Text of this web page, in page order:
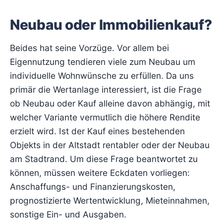
Neubau oder Immobilienkauf?
Beides hat seine Vorzüge. Vor allem bei
Eigennutzung tendieren viele zum Neubau um
individuelle Wohnwünsche zu erfüllen. Da uns
primär die Wertanlage interessiert, ist die Frage
ob Neubau oder Kauf alleine davon abhängig, mit
welcher Variante vermutlich die höhere Rendite
erzielt wird. Ist der Kauf eines bestehenden
Objekts in der Altstadt rentabler oder der Neubau
am Stadtrand. Um diese Frage beantwortet zu
können, müssen weitere Eckdaten vorliegen:
Anschaffungs- und Finanzierungskosten,
prognostizierte Wertentwicklung, Mieteinnahmen,
sonstige Ein- und Ausgaben.